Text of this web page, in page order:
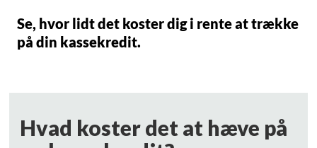
Se, hvor lidt det koster dig i rente at trække
på din kassekredit.